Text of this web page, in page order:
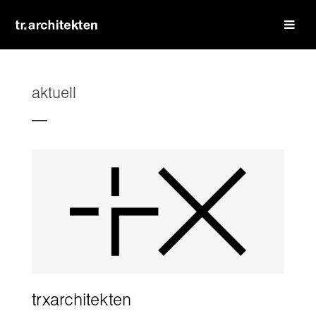
passwort
lorem ipsum dolor sit amet:
aktuell
trxarchitekten